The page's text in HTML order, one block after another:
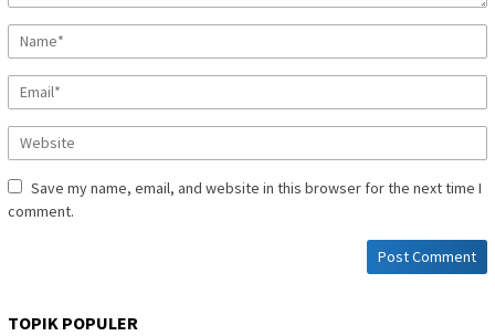
Save my name, email, and website in this browser for the next time I
comment.
TOPIK POPULER